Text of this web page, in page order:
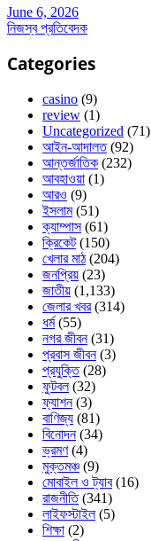
June 6, 2026
নিজস্ব প্রতিবেদক
Categories
casino (9)
review (1)
Uncategorized (71)
আইন-আদালত(92)
আন্তর্জাতিক (232)
আবহাওয়া (1)
আরও (9)
ইসলাম(51)
ক্যাম্পাস(61)
ক্রিকেট(150)
খেলার মাঠ(204)
জনপ্রিয় (23)
জাতীয় (1,133)
জেলার খবর(314)
ধর্ম(55)
নগর জীবন(31)
প্রবাস জীবন(3)
প্রযুক্তি(28)
ফুটবল(32)
ফ্যাশন(3)
বাণিজ্য (81)
বিনোদন(34)
ভ্রমণ(4)
মুক্তমঞ্চ (9)
মোবাইল ও ট্যাব(16)
রাজনীতি(341)
লাইফস্টাইল(5)
শিক্ষা (2)